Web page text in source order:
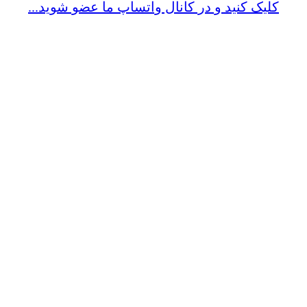
کلیک کنید و در کانال واتساپ ما عضو شوید...